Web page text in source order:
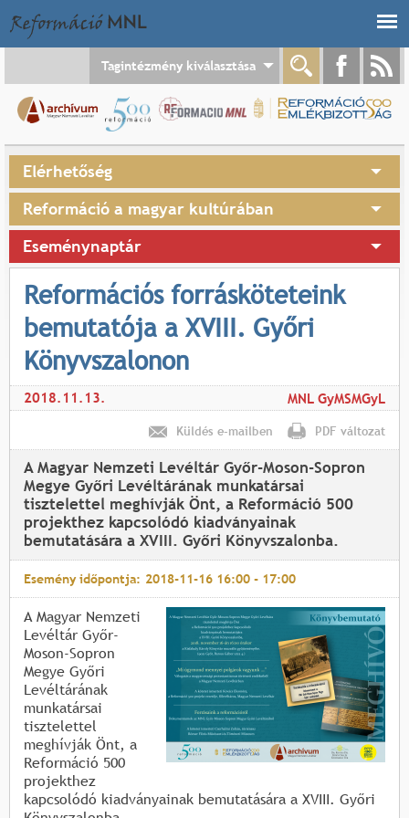
Tagintézmény kiválasztása
Elérhetőség
Reformáció a magyar kultúrában
Eseménynaptár
Reformációs forrásköteteink
bemutatója a XVIII. Győri
Könyvszalonon
2018.11.13. MNL GyMSMGyL
Küldés e-mailben PDF változat
A Magyar Nemzeti Levéltár Győr-Moson-Sopron
Megye Győri Levéltárának munkatársai
tisztelettel meghívják Önt, a Reformáció 500
projekthez kapcsolódó kiadványainak
bemutatására a XVIII. Győri Könyvszalonba.
Esemény időpontja: 2018-11-16 16:00 - 17:00
A Magyar Nemzeti
Levéltár Győr-
Moson-Sopron
Megye Győri
Levéltárának
munkatársai
tisztelettel
meghívják Önt, a
Reformáció 500
projekthez
kapcsolódó kiadványainak bemutatására a XVIII. Győri